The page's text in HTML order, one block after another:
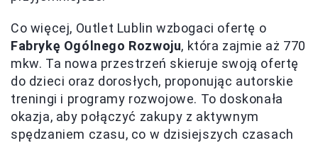
Co więcej, Outlet Lublin wzbogaci ofertę o
Fabrykę Ogólnego Rozwoju, która zajmie aż 770
mkw. Ta nowa przestrzeń skieruje swoją ofertę
do dzieci oraz dorosłych, proponując autorskie
treningi i programy rozwojowe. To doskonała
okazja, aby połączyć zakupy z aktywnym
spędzaniem czasu, co w dzisiejszych czasach